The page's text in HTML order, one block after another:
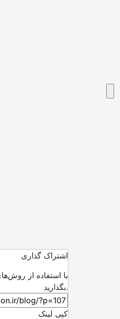
اشتراک گذاری
با استفاده از
بگذارید.
کپی لینک